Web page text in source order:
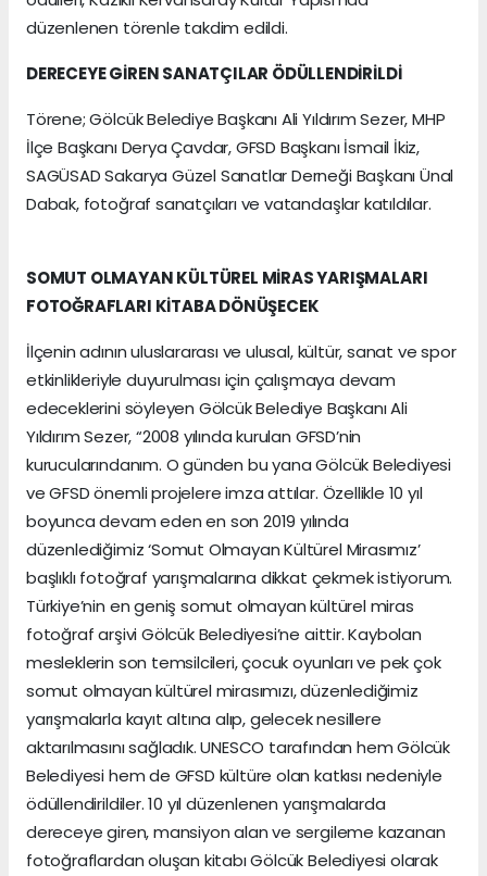
düzenlenen törenle takdim edildi.
DERECEYE GİREN SANATÇILAR ÖDÜLLENDİRİLDİ
Törene; Gölcük Belediye Başkanı Ali Yıldırım Sezer, MHP
İlçe Başkanı Derya Çavdar, GFSD Başkanı İsmail İkiz,
SAGÜSAD Sakarya Güzel Sanatlar Derneği Başkanı Ünal
Dabak, fotoğraf sanatçıları ve vatandaşlar katıldılar.
SOMUT OLMAYAN KÜLTÜREL MİRAS YARIŞMALARI
FOTOĞRAFLARI KİTABA DÖNÜŞECEK
İlçenin adının uluslararası ve ulusal, kültür, sanat ve spor
etkinlikleriyle duyurulması için çalışmaya devam
edeceklerini söyleyen Gölcük Belediye Başkanı Ali
Yıldırım Sezer, “2008 yılında kurulan GFSD’nin
kurucularındanım. O günden bu yana Gölcük Belediyesi
ve GFSD önemli projelere imza attılar. Özellikle 10 yıl
boyunca devam eden en son 2019 yılında
düzenlediğimiz ‘Somut Olmayan Kültürel Mirasımız’
başlıklı fotoğraf yarışmalarına dikkat çekmek istiyorum.
Türkiye’nin en geniş somut olmayan kültürel miras
fotoğraf arşivi Gölcük Belediyesi’ne aittir. Kaybolan
mesleklerin son temsilcileri, çocuk oyunları ve pek çok
somut olmayan kültürel mirasımızı, düzenlediğimiz
yarışmalarla kayıt altına alıp, gelecek nesillere
aktarılmasını sağladık. UNESCO tarafından hem Gölcük
Belediyesi hem de GFSD kültüre olan katkısı nedeniyle
ödüllendirildiler. 10 yıl düzenlenen yarışmalarda
dereceye giren, mansiyon alan ve sergileme kazanan
fotoğraflardan oluşan kitabı Gölcük Belediyesi olarak